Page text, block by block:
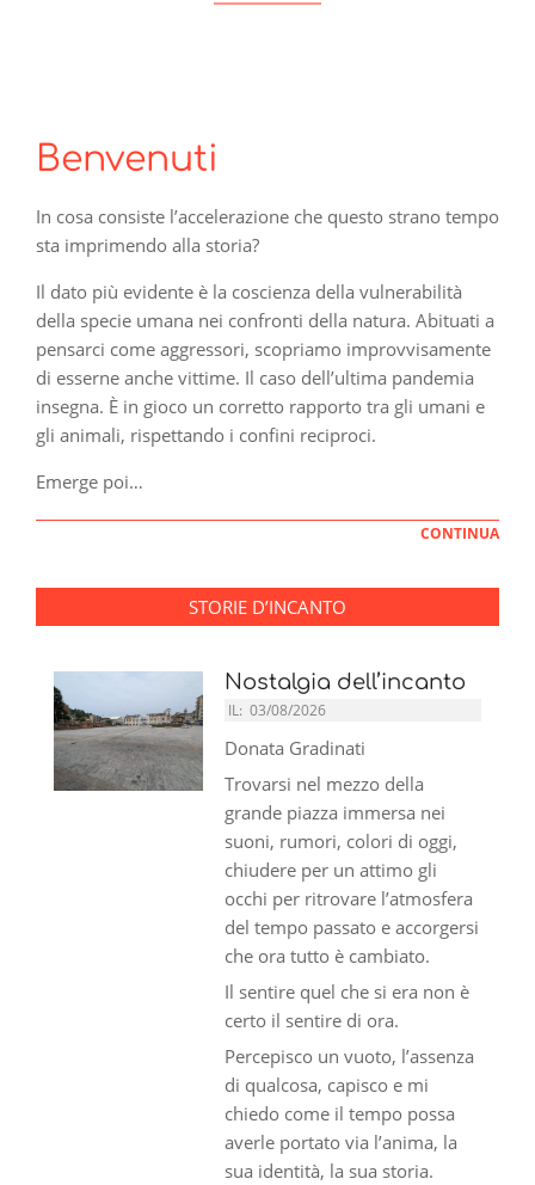
Benvenuti
In cosa consiste l’accelerazione che questo strano tempo
sta imprimendo alla storia?
Il dato più evidente è la coscienza della vulnerabilità
della specie umana nei confronti della natura. Abituati a
pensarci come aggressori, scopriamo improvvisamente
di esserne anche vittime. Il caso dell’ultima pandemia
insegna. È in gioco un corretto rapporto tra gli umani e
gli animali, rispettando i confini reciproci.
Emerge poi…
CONTINUA
STORIE D’INCANTO
Nostalgia dell’incanto
IL: 03/08/2026
Donata Gradinati
Trovarsi nel mezzo della
grande piazza immersa nei
suoni, rumori, colori di oggi,
chiudere per un attimo gli
occhi per ritrovare l’atmosfera
del tempo passato e accorgersi
che ora tutto è cambiato.
Il sentire quel che si era non è
certo il sentire di ora.
Percepisco un vuoto, l’assenza
di qualcosa, capisco e mi
chiedo come il tempo possa
averle portato via l’anima, la
sua identità, la sua storia.